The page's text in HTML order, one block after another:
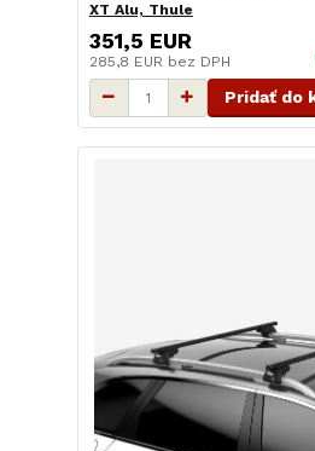
XT Alu, Thule
351,5 EUR
285,8 EUR bez DPH
Pridať do